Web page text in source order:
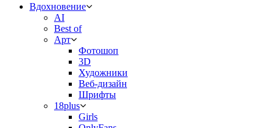
Вдохновение
AI
Best of
Арт
Фотошоп
3D
Художники
Веб-дизайн
Шрифты
18plus
Girls